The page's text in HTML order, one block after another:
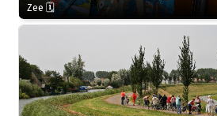
Zee 🗓